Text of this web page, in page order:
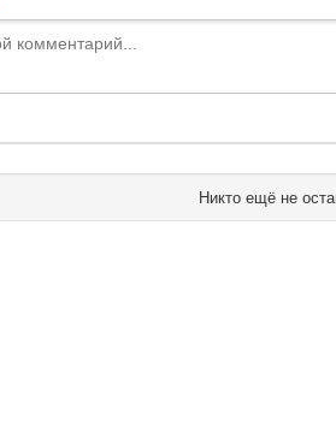
Никто ещё не